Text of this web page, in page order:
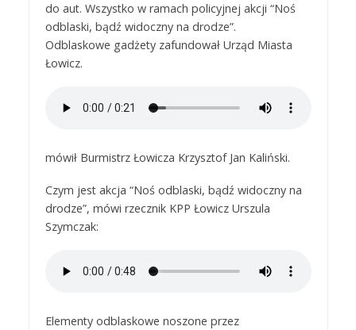
do aut. Wszystko w ramach policyjnej akcji “Noś
odblaski, bądź widoczny na drodze”.
Odblaskowe gadżety zafundował Urząd Miasta
Łowicz.
mówił Burmistrz Łowicza Krzysztof Jan Kaliński.
Czym jest akcja “Noś odblaski, bądź widoczny na
drodze”, mówi rzecznik KPP Łowicz Urszula
Szymczak:
Elementy odblaskowe noszone przez